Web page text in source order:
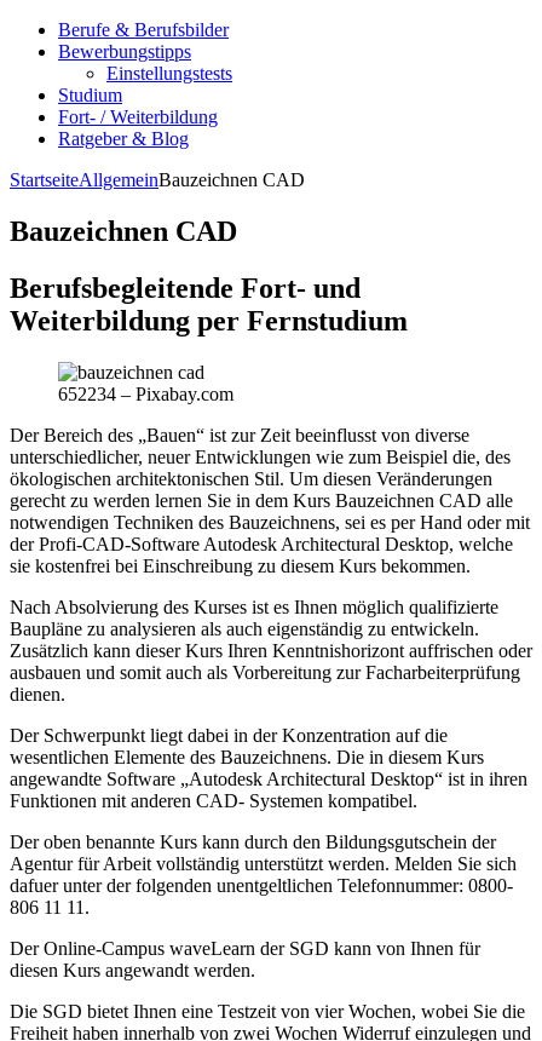
Berufe & Berufsbilder
Bewerbungstipps
Einstellungstests
Studium
Fort- / Weiterbildung
Ratgeber & Blog
StartseiteAllgemeinBauzeichnen CAD
Bauzeichnen CAD
Berufsbegleitende Fort- und
Weiterbildung per Fernstudium
652234 – Pixabay.com
Der Bereich des „Bauen“ ist zur Zeit beeinflusst von diverse
unterschiedlicher, neuer Entwicklungen wie zum Beispiel die, des
ökologischen architektonischen Stil. Um diesen Veränderungen
gerecht zu werden lernen Sie in dem Kurs Bauzeichnen CAD alle
notwendigen Techniken des Bauzeichnens, sei es per Hand oder mit
der Profi-CAD-Software Autodesk Architectural Desktop, welche
sie kostenfrei bei Einschreibung zu diesem Kurs bekommen.
Nach Absolvierung des Kurses ist es Ihnen möglich qualifizierte
Baupläne zu analysieren als auch eigenständig zu entwickeln.
Zusätzlich kann dieser Kurs Ihren Kenntnishorizont auffrischen oder
ausbauen und somit auch als Vorbereitung zur Facharbeiterprüfung
dienen.
Der Schwerpunkt liegt dabei in der Konzentration auf die
wesentlichen Elemente des Bauzeichnens. Die in diesem Kurs
angewandte Software „Autodesk Architectural Desktop“ ist in ihren
Funktionen mit anderen CAD- Systemen kompatibel.
Der oben benannte Kurs kann durch den Bildungsgutschein der
Agentur für Arbeit vollständig unterstützt werden. Melden Sie sich
dafuer unter der folgenden unentgeltlichen Telefonnummer: 0800-
806 11 11.
Der Online-Campus waveLearn der SGD kann von Ihnen für
diesen Kurs angewandt werden.
Die SGD bietet Ihnen eine Testzeit von vier Wochen, wobei Sie die
Freiheit haben innerhalb von zwei Wochen Widerruf einzulegen und